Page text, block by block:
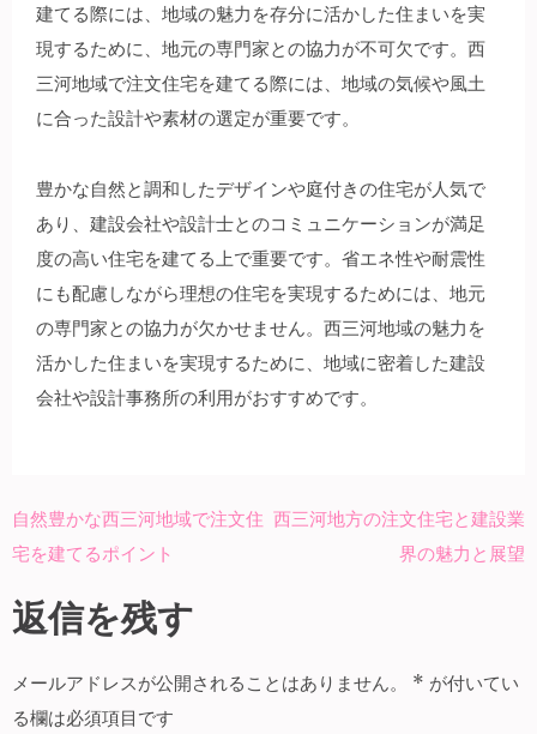
建てる際には、地域の魅力を存分に活かした住まいを実
現するために、地元の専門家との協力が不可欠です。西
三河地域で注文住宅を建てる際には、地域の気候や風土
に合った設計や素材の選定が重要です。
豊かな自然と調和したデザインや庭付きの住宅が人気で
あり、建設会社や設計士とのコミュニケーションが満足
度の高い住宅を建てる上で重要です。省エネ性や耐震性
にも配慮しながら理想の住宅を実現するためには、地元
の専門家との協力が欠かせません。西三河地域の魅力を
活かした住まいを実現するために、地域に密着した建設
会社や設計事務所の利用がおすすめです。
投
ナ
ビ
ゲ
ー
自然豊かな西三河地域で注文住
宅を建てるポイント
西三河地方の注文住宅と建設業
界の魅力と展望
返信を残す
メールアドレスが公開されることはありません。 * が付いてい
る欄は必須項目です